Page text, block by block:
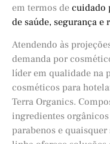
em termos de cuidado
de saúde, segurança e
Atendendo às
demanda por
líder em qualidade na
cosméticos para
Terra Organics.
ingredientes
parabenos e